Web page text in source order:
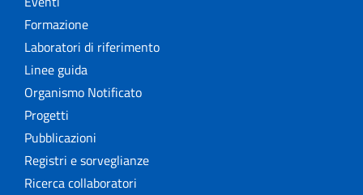
Formazione
Laboratori di riferimento
Linee guida
Organismo Notificato
Progetti
Pubblicazioni
Registri e sorveglianze
Ricerca collaboratori